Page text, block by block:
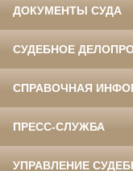
ДОКУМЕНТЫ СУДА
СУДЕБНОЕ
СПРАВОЧНАЯ
ПРЕСС-СЛУЖБА
УПРАВЛЕНИЕ